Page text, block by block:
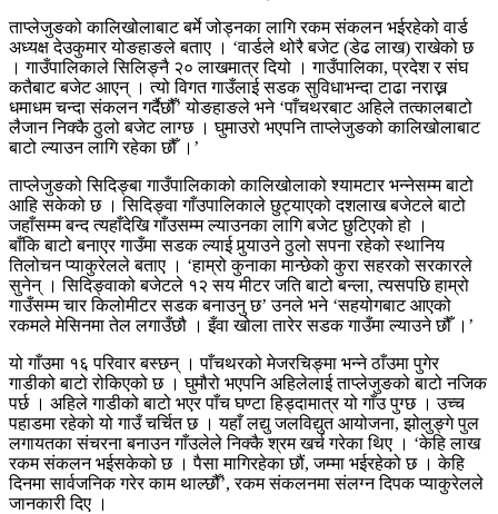
ताप्लेजुङको कालिखोलाबाट बर्मे जोड्नका लागि रकम संकलन भईरहेको वार्ड
अध्यक्ष देउकुमार योङहाङले बताए । ‘वार्डले थोरै बजेट (डेढ लाख) राखेको छ
। गाउँपालिकाले सिलिङ्नै २० लाखमात्र दियो । गाउँपालिका, प्रदेश र संघ
कतैबाट बजेट आएन् । त्यो विगत गाउँलाई सडक सुविधाभन्दा टाढा नराख्न
धमाधम चन्दा संकलन गर्दैछौँ’ योङहाङले भने ‘पाँचथरबाट अहिले तत्कालबाटो
लैजान निक्कै ठुलो बजेट लाग्छ । घुमाउरो भएपनि ताप्लेजुङको कालिखोलाबाट
बाटो ल्याउन लागि रहेका छौँ ।’
ताप्लेजुङको सिदिङ्बा गाउँपालिकाको कालिखोलाको श्यामटार भन्नेसम्म बाटो
आहि सकेको छ । सिदिङ्वा गाँउपालिकाले छुट्याएको दशलाख बजेटले बाटो
जहाँसम्म बन्द त्यहाँदेखि गाँउसम्म ल्याउनका लागि बजेट छुटिएको हो ।
बाँकि बाटो बनाएर गाउँमा सडक ल्याई पुर्‍याउने ठुलो सपना रहेको स्थानिय
तिलोचन प्याकुरेलले बताए । ‘हाम्रो कुनाका मान्छेको कुरा सहरको सरकारले
सुनेन् । सिदिङ्वाको बजेटले १२ सय मीटर जति बाटो बन्ला, त्यसपछि हाम्रो
गाउँसम्म चार किलोमीटर सडक बनाउनु छ’ उनले भने ‘सहयोगबाट आएको
रकमले मेसिनमा तेल लगाउँछौ । इँवा खोला तारेर सडक गाउँमा ल्याउने छौँ ।’
यो गाँउमा १६ परिवार बस्छन् । पाँचथरको मेजरचिङ्मा भन्ने ठाँउमा पुगेर
गाडीको बाटो रोकिएको छ । घुमौरो भएपनि अहिलेलाई ताप्लेजुङको बाटो नजिक
पर्छ । अहिले गाडीको बाटो भएर पाँच घण्टा हिड्दामात्र यो गाँउ पुग्छ । उच्च
पहाडमा रहेको यो गाउँ चर्चित छ । यहाँ लद्यु जलविद्युत आयोजना, झोलुङ्गे पुल
लगायतका संचरना बनाउन गाँउलेले निक्कै श्रम खर्च गरेका थिए । ‘केहि लाख
रकम संकलन भईसकेको छ । पैसा मागिरहेका छौं, जम्मा भईरहेको छ । केहि
दिनमा सार्वजनिक गरेर काम थाल्छौँ’, रकम संकलनमा संलग्न दिपक प्याकुरेलले
जानकारी दिए ।